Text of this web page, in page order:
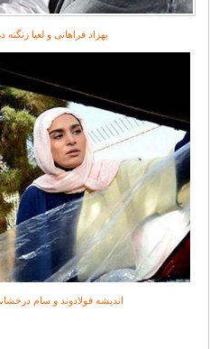
بهزاد فراهانی و لعیا
اندیشه فولادوند و سام